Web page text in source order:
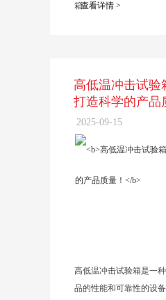
箱...查看详情 >
高低温冲击试验
打造科学的产品
2025-09-15
高低温冲击试验箱是一
品的性能和可靠性的设